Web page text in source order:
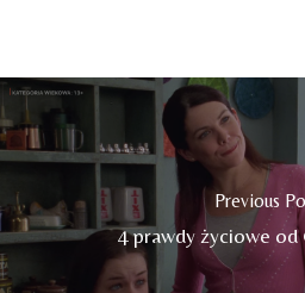
Previous
4 prawdy życiowe od